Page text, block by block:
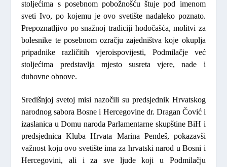
stoljećima s posebnom pobožnošću štuje pod imenom
sveti Ivo, po kojemu je ovo svetište nadaleko poznato.
Prepoznatljivo po snažnoj tradiciji hodočašća, molitvi za
bolesnike te posebnom ozračju zajedništva koje okuplja
pripadnike različitih vjeroispovijesti, Podmilačje već
stoljećima predstavlja mjesto susreta vjere, nade i
duhovne obnove.
Središnjoj svetoj misi nazočili su predsjednik Hrvatskog
narodnog sabora Bosne i Hercegovine dr. Dragan Čovići
izaslanica u Domu naroda Parlamentarne skupštine BiH i
predsjednica Kluba Hrvata Marina Pendeš, pokazavši
važnost koju ovo svetište ima za hrvatski narod u Bosni i
Hercegovini, ali i za sve ljude koji u Podmilačju